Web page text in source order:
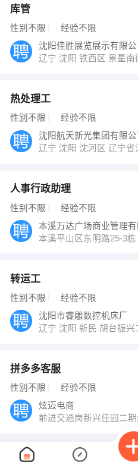
库管
性别不限 经验不限
沈阳佳胜展览展示有限公
辽宁 沈阳 铁西区 景星
热处理工
性别不限 经验不限
沈阳航天新光集团有限公
辽宁 沈阳 沈河区 辽宁
人事行政助理
性别不限 经验不限
本溪万达广场商业管理有
本溪平山区东明路25-3栋
转运工
性别不限 经验不限
沈阳市睿雕数控机床厂
辽宁 沈阳 新民 胡台振兴
拼多多客服
性别不限 经验不限
炫迈电商
前进交通岗新兴佳园二期